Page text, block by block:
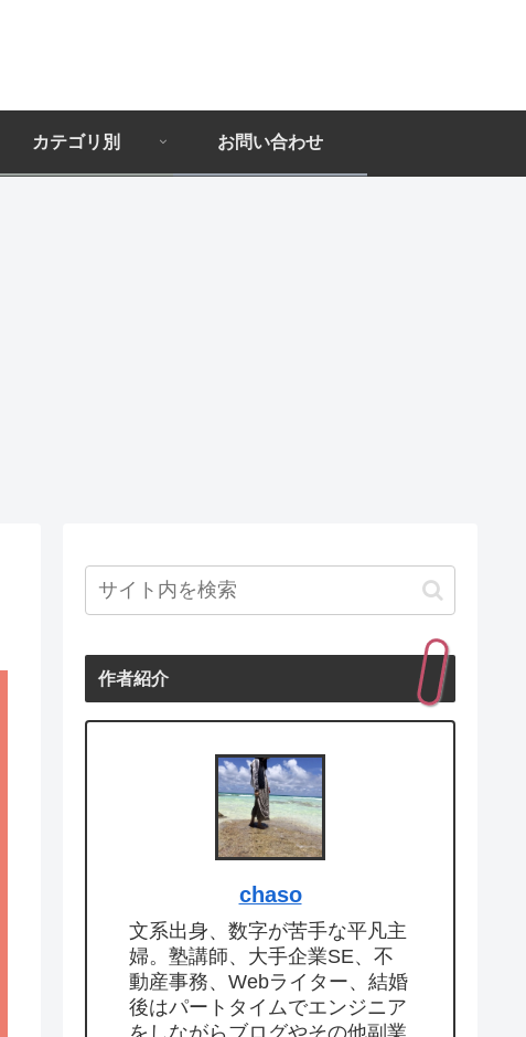
カテゴリ別 お問い合わせ
作者紹介
chaso
文系出身、数字が苦手な平凡主
婦。塾講師、大手企業SE、不
動産事務、Webライター、結婚
後はパートタイムでエンジニア
をしながらブログやその他副業